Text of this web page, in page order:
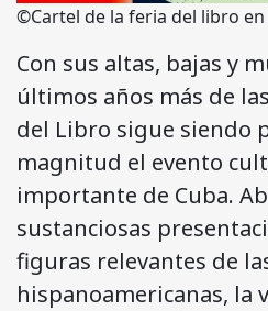
©Cartel de la feria del libro en
Con sus altas, bajas y
últimos años más de
del Libro sigue siendo
magnitud el evento
importante de Cuba.
sustanciosas
figuras relevantes de
hispanoamericanas, la